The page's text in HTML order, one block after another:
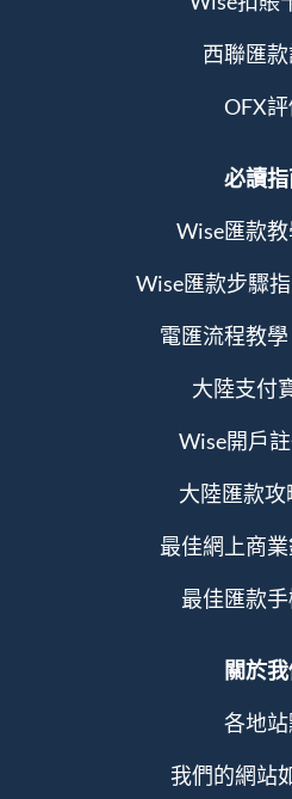
西聯匯
OFX
必讀
Wise匯款
Wise匯款步驟指
電匯流程教學
大陸支付
Wise開戶
大陸匯款
最佳網上商
最佳匯款
關於
各地
我們的網站